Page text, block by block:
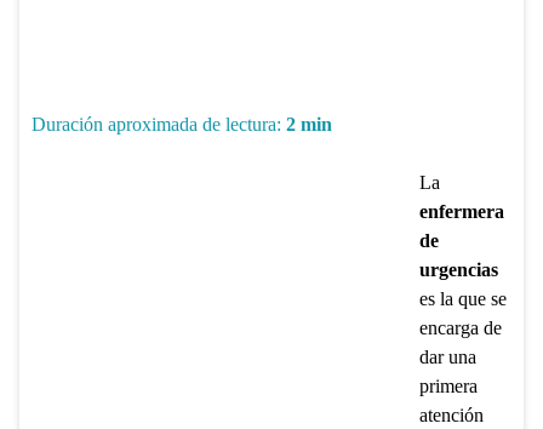
Duración aproximada de lectura: 2 min
La
enfermera
de
urgencias
es la que se
encarga de
dar una
primera
atención